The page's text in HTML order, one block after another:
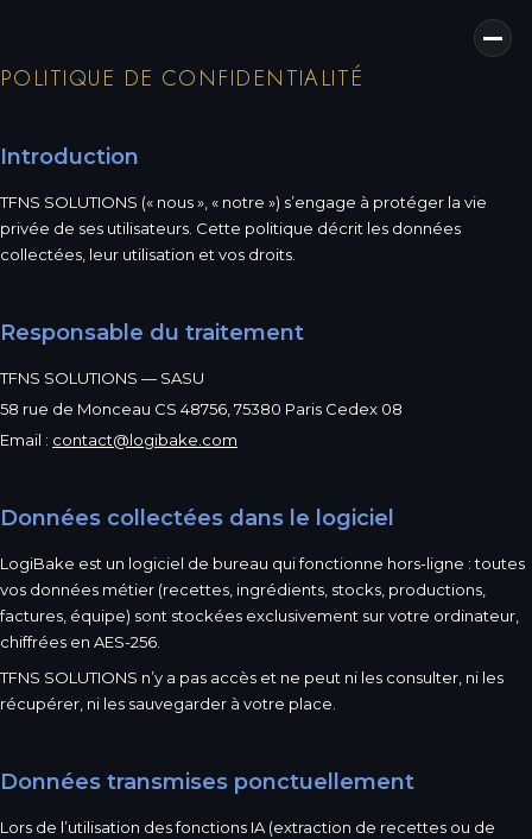
POLITIQUE DE CONFIDENTIALITÉ
Introduction
TFNS SOLUTIONS (« nous », « notre ») s’engage à protéger la vie
privée de ses utilisateurs. Cette politique décrit les données
collectées, leur utilisation et vos droits.
Responsable du traitement
TFNS SOLUTIONS — SASU
58 rue de Monceau CS 48756, 75380 Paris Cedex 08
Email : contact@logibake.com
Données collectées dans le logiciel
LogiBake est un logiciel de bureau qui fonctionne hors-ligne : toutes
vos données métier (recettes, ingrédients, stocks, productions,
factures, équipe) sont stockées exclusivement sur votre ordinateur,
chiffrées en AES-256.
TFNS SOLUTIONS n’y a pas accès et ne peut ni les consulter, ni les
récupérer, ni les sauvegarder à votre place.
Données transmises ponctuellement
Lors de l’utilisation des fonctions IA (extraction de recettes ou de